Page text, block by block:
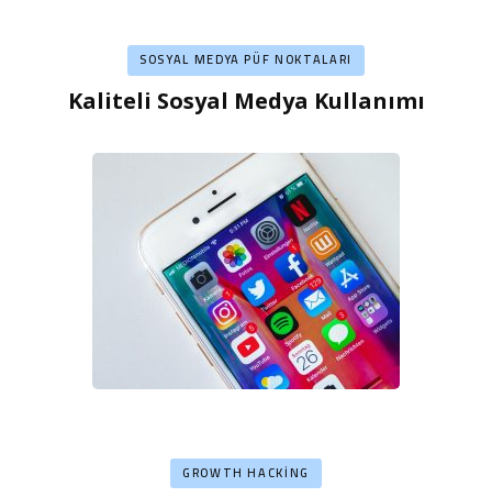
SOSYAL MEDYA PÜF NOKTALARI
Kaliteli Sosyal Medya Kullanımı
GROWTH HACKING